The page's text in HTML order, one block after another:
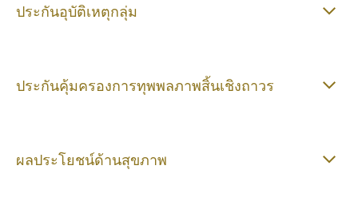
ประกันอุบัติเหตุกลุ่ม
ประกันคุ้มครองการทุพพลภาพสิ้นเชิงถาวร
ผลประโยชน์ด้านสุขภาพ